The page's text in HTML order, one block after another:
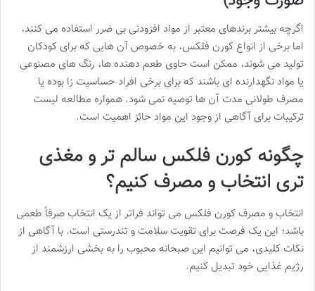
اگرچه بیشتر برندهای معتبر از مواد افزودنی بی ضرر استفاده می کنند،
اما برخی از انواع کورن فلکس، به خصوص آن هایی که برای کودکان
تولید می شوند، ممکن است حاوی طعم دهنده ها، رنگ های مصنوعی
یا مواد نگهدارنده ای باشند که برای برخی افراد حساسیت زا بوده یا
مصرف طولانی مدت آن ها توصیه نمی شود. همواره مطالعه لیست
ترکیبات برای آگاهی از وجود این مواد حائز اهمیت است.
چگونه کورن فلکس سالم تر و مغذی
تری انتخاب و مصرف کنیم؟
انتخاب و مصرف کورن فلکس می تواند فراتر از یک انتخاب صرفاً طعمی
باشد؛ این یک فرصت برای تقویت سلامت و تندرستی است. با آگاهی از
نکات کلیدی، می توانیم این صبحانه محبوب را به بخشی ارزشمند از
رژیم غذایی خود تبدیل کنیم.